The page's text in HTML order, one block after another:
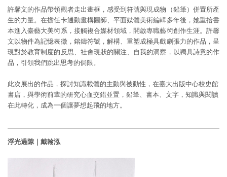
許馨文的作品帶領觀者走出畫框，感受到符號與現成物（鉛筆）併置所產
生的力量。在擔任卡通動畫構圖師、平面媒體美術編輯多年後，她重拾書
本進入臺藝大美術系，接觸複合媒材領域，開啟專職藝術創作生涯。許馨
文以物件為記憶表徵，鎔鑄符號，解構、重塑成極具戲劇張力的作品，呈
現對於教育制度的反思、社會現狀的關注、自我的洞察，以獨具詩意的作
品，引領我們跳出思考的侷限。
此次展出的作品，探討知識載體的主動與被動性，在臺大出版中心校史館
書店，與學術前輩的研究心血交錯並置，鉛筆、書本、文字，知識與閱讀
在此轉化，成為一個讓夢想起飛的地方。
浮光過隙｜戴翰泓